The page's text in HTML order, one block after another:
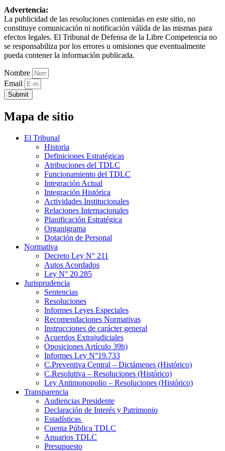
Advertencia:
La publicidad de las resoluciones contenidas en este sitio, no
constituye comunicación ni notificación válida de las mismas para
efectos legales. El Tribunal de Defensa de la Libre Competencia no
se responsabiliza por los errores u omisiones que eventualmente
pueda contener la información publicada.
Nombre
Email
Submit
Mapa de sitio
El Tribunal
Historia
Definiciones Estratégicas
Atribuciones del TDLC
Funcionamiento del TDLC
Integración Actual
Integración Histórica
Actividades Institucionales
Relaciones Internacionales
Planificación Estratégica
Organigrama
Dotación de Personal
Normativa
Decreto Ley N° 211
Autos Acordados
Ley N° 20.285
Jurisprudencia
Sentencias
Resoluciones
Informes Leyes Especiales
Recomendaciones Normativas
Instrucciones de carácter general
Acuerdos Extrajudiciales
Oposiciones Artículo 39h)
Informes Ley N°19.733
C.Preventiva Central – Dictámenes (Histórico)
C.Resolutiva – Resoluciones (Histórico)
Ley Antimonopolio – Resoluciones (Histórico)
Transparencia
Audiencias Presidente
Declaración de Interés y Patrimonio
Estadísticas
Cuenta Pública TDLC
Anuarios TDLC
Presupuesto